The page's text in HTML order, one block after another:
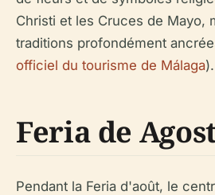
Christi et les Cruces de Mayo,
traditions profondément
officiel du tourisme de Málaga).
Feria de
Pendant la Feria d'août, le